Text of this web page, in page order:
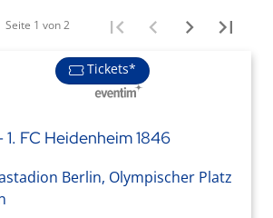
Seite 1 von 2
Tickets*
FC Heidenheim 1846
Berlin, Olympischer Platz